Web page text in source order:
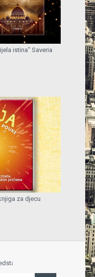
istina" Saveria
za djecu
knjiga „Will Wilder: